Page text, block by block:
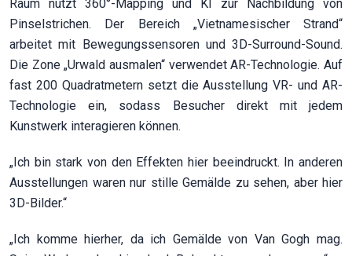
Raum nutzt 360°-Mapping und KI zur Nachbildung von
Pinselstrichen. Der Bereich „Vietnamesischer Strand“
arbeitet mit Bewegungssensoren und 3D-Surround-Sound.
Die Zone „Urwald ausmalen“ verwendet AR-Technologie. Auf
fast 200 Quadratmetern setzt die Ausstellung VR- und AR-
Technologie ein, sodass Besucher direkt mit jedem
Kunstwerk interagieren können.
„Ich bin stark von den Effekten hier beeindruckt. In anderen
Ausstellungen waren nur stille Gemälde zu sehen, aber hier
3D-Bilder.“
„Ich komme hierher, da ich Gemälde von Van Gogh mag.